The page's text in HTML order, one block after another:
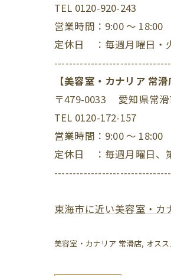
TEL 0120-920-243
営業時間：9:00 ～ 18:00
定休日 ：毎週月曜日・
【美容室・カナリア 常滑
〒479-0033 愛知県常滑
TEL 0120-172-157
営業時間：9:00 ～ 18:00
定休日 ：毎週月曜日、
東海市に近い美容室・カ
美容室・カナリア 常滑店 オス